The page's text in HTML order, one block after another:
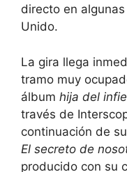
directo en
Unido.
La gira llega
tramo muy
álbum hija del
través de
continuación de
El secreto de
producido con su